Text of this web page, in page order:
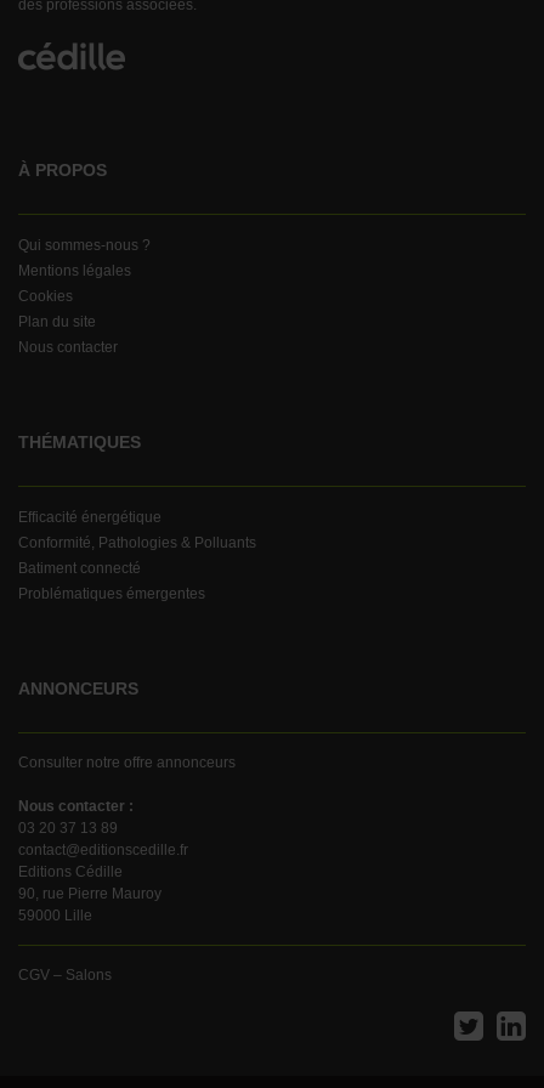
des professions associées.
À PROPOS
Qui sommes-nous ?
Mentions légales
Cookies
Plan du site
Nous contacter
THÉMATIQUES
Efficacité énergétique
Conformité, Pathologies & Polluants
Batiment connecté
Problématiques émergentes
ANNONCEURS
Consulter notre offre annonceurs
Nous contacter :
03 20 37 13 89
contact@editionscedille.fr
Editions Cédille
90, rue Pierre Mauroy
59000 Lille
CGV – Salons